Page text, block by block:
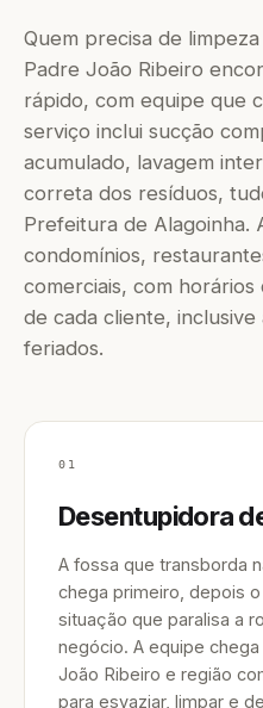
Quem precisa de
Padre João Ribeiro
rápido, com equipe que
serviço inclui sucção
acumulado, lavagem
correta dos resíduos,
Prefeitura de Alagoinha.
condomínios,
comerciais, com
de cada cliente, inclusive
feriados.
01
Desentupidora
A fossa que transborda
chega primeiro, depois
situação que paralisa a
negócio. A equipe
João Ribeiro e região
para esvaziar, limpar e